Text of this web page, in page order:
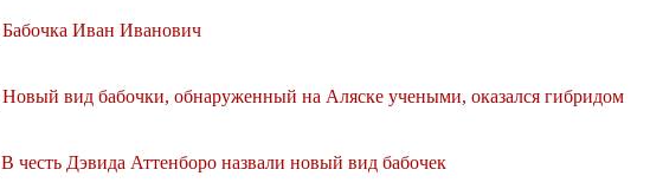
Бабочка Иван Иванович
Новый вид бабочки, обнаруженный на Аляске учеными, оказался гибридом
В честь Дэвида Аттенборо назвали новый вид бабочек